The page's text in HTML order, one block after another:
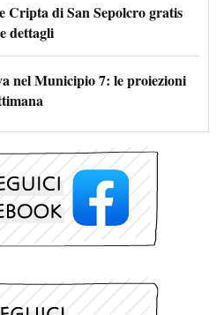
Cripta di San Sepolcro gratis
dettagli
nel Municipio 7: le proiezioni